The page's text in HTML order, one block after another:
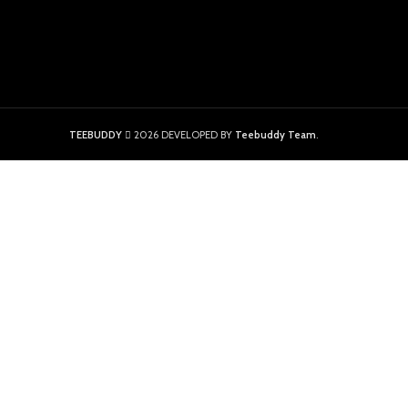
TEEBUDDY 2026 DEVELOPED BY Teebuddy Team.